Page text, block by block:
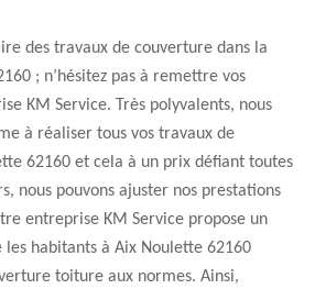
des travaux de couverture dans la
; n’hésitez pas à remettre vos
KM Service. Très polyvalents, nous
à réaliser tous vos travaux de
62160 et cela à un prix défiant toutes
nous pouvons ajuster nos prestations
entreprise KM Service propose un
habitants à Aix Noulette 62160
toiture aux normes. Ainsi,